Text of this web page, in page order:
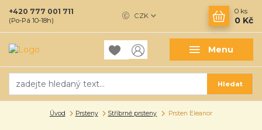
Menu
CZK
Hledat
+420 777 001 711
(Po-Pá 10-18h)
0 ks
0 Kč
Úvod Prsteny Stříbrné prsteny Prsten Eleanor